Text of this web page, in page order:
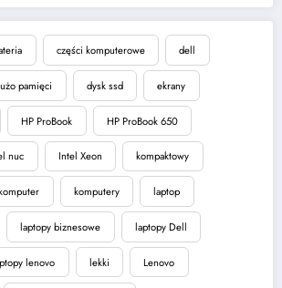
części komputerowe dell
pamięci dysk ssd ekrany
HP ProBook HP ProBook 650
nuc Intel Xeon kompaktowy
komputery laptop
laptopy biznesowe laptopy Dell
lenovo lekki Lenovo